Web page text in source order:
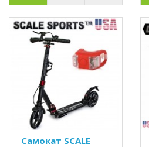
Самокат SCALE